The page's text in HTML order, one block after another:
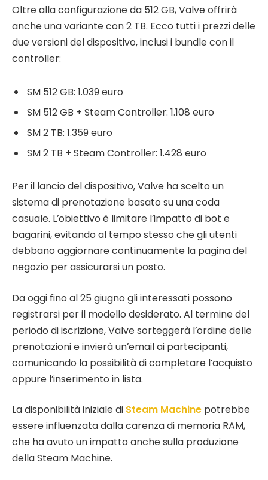
Oltre alla configurazione da 512 GB, Valve offrirà
anche una variante con 2 TB. Ecco tutti i prezzi delle
due versioni del dispositivo, inclusi i bundle con il
controller:
SM 512 GB: 1.039 euro
SM 512 GB + Steam Controller: 1.108 euro
SM 2 TB: 1.359 euro
SM 2 TB + Steam Controller: 1.428 euro
Per il lancio del dispositivo, Valve ha scelto un
sistema di prenotazione basato su una coda
casuale. L’obiettivo è limitare l’impatto di bot e
bagarini, evitando al tempo stesso che gli utenti
debbano aggiornare continuamente la pagina del
negozio per assicurarsi un posto.
Da oggi fino al 25 giugno gli interessati possono
registrarsi per il modello desiderato. Al termine del
periodo di iscrizione, Valve sorteggerà l’ordine delle
prenotazioni e invierà un’email ai partecipanti,
comunicando la possibilità di completare l’acquisto
oppure l’inserimento in lista.
La disponibilità iniziale di Steam Machine potrebbe
essere influenzata dalla carenza di memoria RAM,
che ha avuto un impatto anche sulla produzione
della Steam Machine.